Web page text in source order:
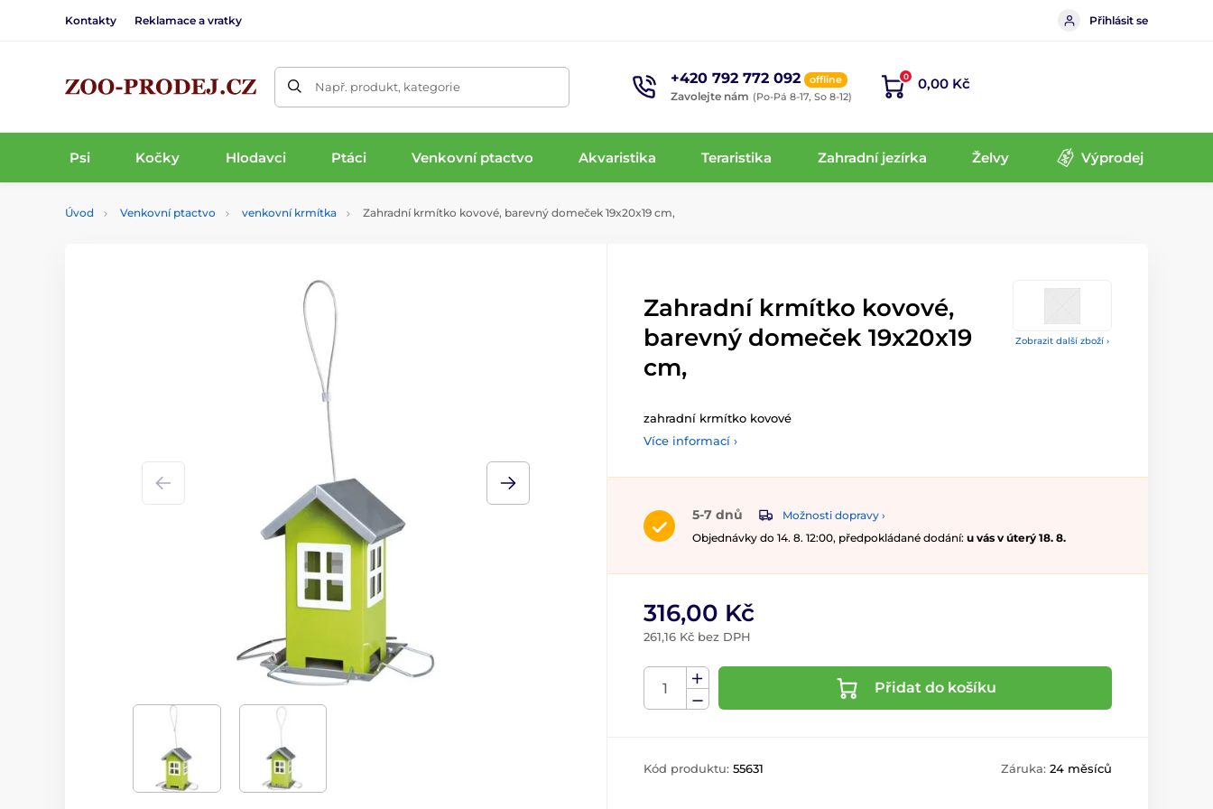
Kontakty Reklamace a vratky Přihlásit se
Např. produkt, kategorie +420 792 772 092 offline
Zavolejte nám (Po-Pá 8-17, So 8-12)
0 0,00 Kč
Psi Kočky Hlodavci Ptáci Venkovní ptactvo Akvaristika Teraristika Zahradní jezírka Želvy Výprodej
Úvod Venkovní ptactvo venkovní krmítka Zahradní krmítko kovové, barevný domeček 19x20x19 cm,
Zobrazit další zboží ›
Zahradní krmítko kovové,
barevný domeček 19x20x19
cm,
zahradní krmítko kovové
Více informací ›
5-7 dnů
Možnosti dopravy ›
Objednávky do 14. 8. 12:00, předpokládané dodání: u vás v úterý 18. 8.
316,00 Kč
261,16 Kč bez DPH
Přidat do košíku
Kód produktu: 55631 Záruka: 24 měsíců